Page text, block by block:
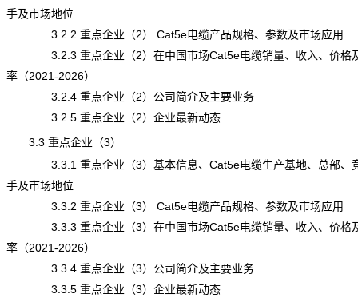
手及市场地位
3.2.2 重点企业（2） Cat5e电缆产品规格、参数及市场应用
3.2.3 重点企业（2）在中国市场Cat5e电缆销量、收入、价格
率（2021-2026）
3.2.4 重点企业（2）公司简介及主要业务
3.2.5 重点企业（2）企业最新动态
3.3 重点企业（3）
3.3.1 重点企业（3）基本信息、Cat5e电缆生产基地、总部、
手及市场地位
3.3.2 重点企业（3） Cat5e电缆产品规格、参数及市场应用
3.3.3 重点企业（3）在中国市场Cat5e电缆销量、收入、价格
率（2021-2026）
3.3.4 重点企业（3）公司简介及主要业务
3.3.5 重点企业（3）企业最新动态